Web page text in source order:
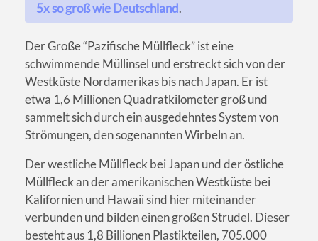
5x so groß wie Deutschland.
Der Große “Pazifische Müllfleck” ist eine
schwimmende Müllinsel und erstreckt sich von der
Westküste Nordamerikas bis nach Japan. Er ist
etwa 1,6 Millionen Quadratkilometer groß und
sammelt sich durch ein ausgedehntes System von
Strömungen, den sogenannten Wirbeln an.
Der westliche Müllfleck bei Japan und der östliche
Müllfleck an der amerikanischen Westküste bei
Kalifornien und Hawaii sind hier miteinander
verbunden und bilden einen großen Strudel. Dieser
besteht aus 1,8 Billionen Plastikteilen, 705.000